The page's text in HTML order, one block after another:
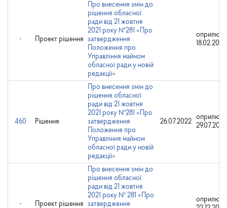
- Проект рішення
Про внесення змін до
рішення обласної
ради від 21 жовтня
2021 року №281 «Про
затвердження
Положення про
Управління майном
обласної ради у новій
редакції»
18.02.2022
460 Рішення
Про внесення змін до
рішення обласної
ради від 21 жовтня
2021 року №281 «Про
затвердження
Положення про
Управління майном
обласної ради у новій
редакції»
26.07.2022
29.07.2022
- Проект рішення
Про внесення змін до
рішення обласної
ради від 21 жовтня
2021 року № 281 «Про
затвердження